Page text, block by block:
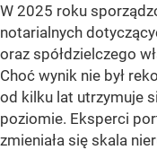
W 2025 roku
notarialnych
oraz spółdzielczego
Choć wynik nie był
od kilku lat utrzymuje
poziomie. Eksperci
zmieniała się skala